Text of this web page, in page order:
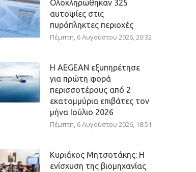
Ολοκληρώθηκαν 325
αυτοψίες στις
πυρόπληκτες περιοχές
Πέμπτη, 6 Αυγούστου 2026, 20:32
Η AEGEAN εξυπηρέτησε
για πρώτη φορά
περισσοτέρους από 2
εκατομμύρια επιβάτες τον
μήνα Ιούλιο 2026
Πέμπτη, 6 Αυγούστου 2026, 18:51
Κυριάκος Μητσοτάκης: Η
ενίσχυση της βιομηχανίας